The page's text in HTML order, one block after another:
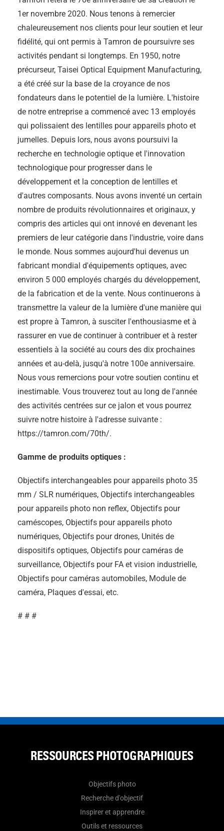
1er novembre 2020. Nous tenons à remercier
chaleureusement nos clients pour leur soutien et leur
fidélité, qui ont permis à Tamron de poursuivre ses
activités pendant si longtemps. En 1950, notre
précurseur, Taisei Optical Equipment Manufacturing,
a été créé sur la base de la croyance de nos
fondateurs dans le potentiel de la lumière. L'histoire
de notre entreprise a commencé avec 13 employés
qui polissaient des lentilles pour appareils photo et
jumelles. Depuis lors, nous avons poursuivi la
recherche en technologie optique et l'innovation
technologique pour progresser dans le
développement et la conception de lentilles et
d'autres composants. Nous avons inventé un certain
nombre de produits révolutionnaires et originaux, y
compris des articles qui ont innové en devenant les
premiers de leur catégorie dans l'industrie, voire dans
le monde. Nous sommes aujourd'hui devenus un
fabricant mondial d'équipements optiques, avec
environ 5 000 employés chargés du développement,
de la fabrication et de la vente. Nous continuerons à
transmettre la valeur de la lumière d'une manière qui
est propre à Tamron, à susciter l'enthousiasme et à
rassurer en vue de continuer à contribuer et à rester
essentiels à la société au cours des dix prochaines
années et au-delà, jusqu'à notre 100e anniversaire.
Nous vous remercions pour votre soutien continu et
inestimable. Vous trouverez tout au long de l'année
des activités centrées sur ce jalon et vous pourrez
suivre notre histoire à l'adresse suivante :
https://tamron.com/70th/.
Gamme de produits optiques :
Objectifs interchangeables pour appareils photo 35
mm / SLR numériques, Objectifs interchangeables
pour appareils photo non reflex, Objectifs pour
caméscopes, Objectifs pour appareils photo
numériques, Objectifs pour drones, Unités de
dispositifs optiques, Objectifs pour caméras de
surveillance, Objectifs pour FA et vision industrielle,
Objectifs pour caméras automobiles, Module de
caméra, Plaques d'essai, etc.
# # #
RESSOURCES PHOTOGRAPHIQUES
Objectifs photo
Recherche d'objectif
Inspirer et apprendre
Outils et ressources